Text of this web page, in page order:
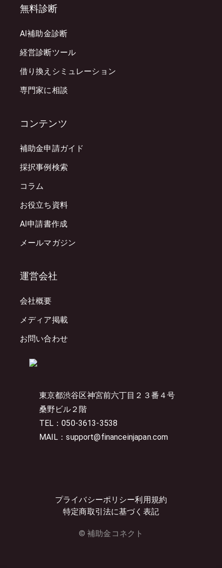
東京都渋谷区神宮前六丁目２３番４号
桑野ビル２階
TEL：050-3613-3538
MAIL：support@financeinjapan.com
プライバシーポリシー利用規約
特定商取引法に基づく表記
© 補助金コネクト
無料診断
AI補助金診断
経営診断ツール
借り換えシミュレーション
専門家に相談
コンテンツ
補助金申請ガイド
採択事例検索
コラム
お役立ち資料
AI申請書作成
メールマガジン
運営会社
会社概要
メディア掲載
お問い合わせ